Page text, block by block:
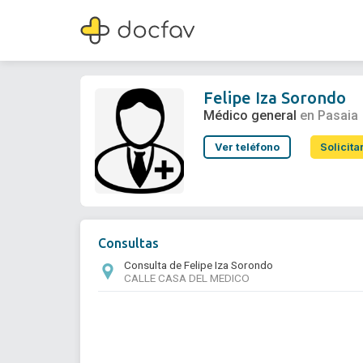
Felipe Iza Sorondo
Médico general
Felipe Iza Sorondo
Médico general en Pasaia
Ver teléfono
Consultas
Consulta de Felipe Iza Sorondo
CALLE CASA DEL MEDICO